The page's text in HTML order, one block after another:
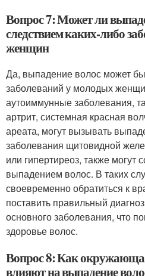
Вопрос 7: Может ли
следствием каких-либо
женщин
Да, выпадение волос может
заболеваний у молодых
аутоиммунные заболевания,
артрит, системная красная
ареата, могут вызывать
заболевания щитовидной
или гипертиреоз, также могут
выпадением волос. В таких
своевременно обратиться к
поставить правильный
основного заболевания, что
здоровье волос.
Вопрос 8: Как
влияют на выпадение